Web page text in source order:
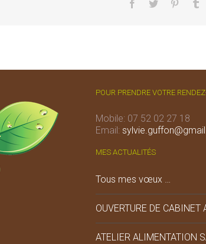
POUR PRENDRE VOTRE
Mobile: 07 52 02 27 18
Email:
MES ACTUALITÉS
Tous mes vœux …
OUVERTURE DE CABINET
ATELIER ALIMENTATION